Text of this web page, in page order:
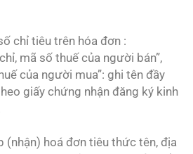
chỉ tiêu trên hóa đơn :
mã số thuế của người bán”,
của người mua”: ghi tên đầy
giấy chứng nhận đăng ký kinh
(nhận) hoá đơn tiêu thức tên, địa